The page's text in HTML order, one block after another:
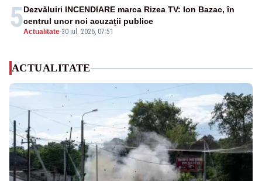
5Actualitate-30 iul. 2026, 07:51
Dezvăluiri INCENDIARE marca Rizea TV: Ion Bazac, în
centrul unor noi acuzații publice
ACTUALITATE